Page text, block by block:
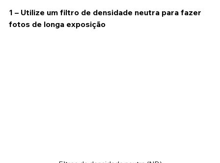
1 – Utilize um filtro de densidade neutra para fazer